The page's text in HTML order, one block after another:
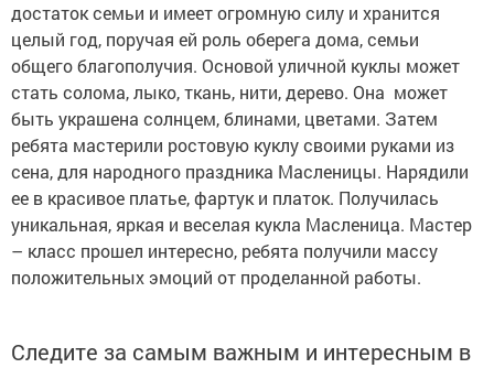
достаток семьи и имеет огромную силу и хранится
целый год, поручая ей роль оберега дома, семьи
общего благополучия. Основой уличной куклы может
стать солома, лыко, ткань, нити, дерево. Она может
быть украшена солнцем, блинами, цветами. Затем
ребята мастерили ростовую куклу своими руками из
сена, для народного праздника Масленицы. Нарядили
ее в красивое платье, фартук и платок. Получилась
уникальная, яркая и веселая кукла Масленица. Мастер
– класс прошел интересно, ребята получили массу
положительных эмоций от проделанной работы.
Следите за самым важным и интересным в